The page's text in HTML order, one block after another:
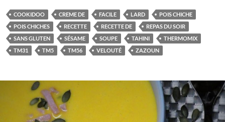
COOKIDOO CREME DE FACILE LARD
POIS CHICHE
POIS CHICHES
RECETTE RECETTE DE
REPAS DU SOIR
SANS GLUTEN
SÉSAME SOUPE TAHINI
THERMOMIX
TM31
TM5 TM56 VELOUTÉ ZAZOUN